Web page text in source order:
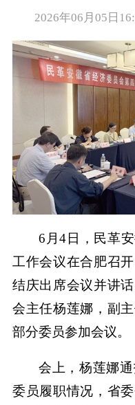
2026年06月05日
6月4日，民革
工作会议在合肥召
结庆出席会议并讲
会主任杨莲娜，副
部分委员参加会议。
会上，杨莲娜
委员履职情况，省